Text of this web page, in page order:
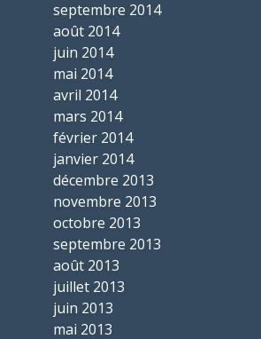
septembre 2014
août 2014
juin 2014
mai 2014
avril 2014
mars 2014
février 2014
janvier 2014
décembre 2013
novembre 2013
octobre 2013
septembre 2013
août 2013
juillet 2013
juin 2013
mai 2013